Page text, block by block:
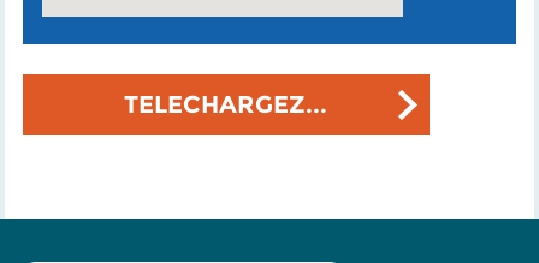
TELECHARGEZ...